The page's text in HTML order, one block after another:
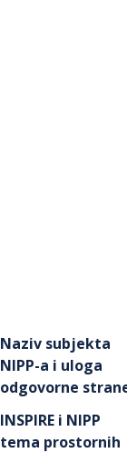
Naziv subjekta
NIPP-a i uloga
odgovorne
INSPIRE i NIPP
tema prostornih